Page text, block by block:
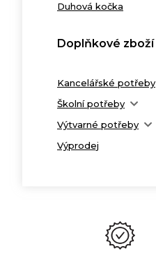
Duhová kočka
Doplňkové zboží
Kancelářské potřeby
Školní potřeby
Výtvarné potřeby
Výprodej